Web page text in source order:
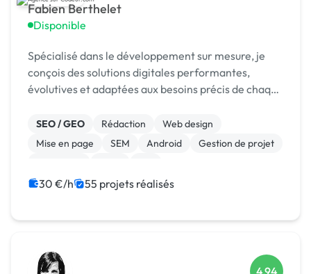
Fabien Berthelet
Disponible
Spécialisé dans le développement sur mesure, je
conçois des solutions digitales performantes,
évolutives et adaptées aux besoins précis de chaque
SEO / GEO Rédaction
Web design
Mise en page
SEM Android
Gestion de projet
30 €/h 55 projets réalisés